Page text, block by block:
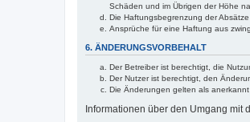
Schäden und im Übrigen der Höhe
Die Haftungsbegrenzung der
Ansprüche für eine Haftung aus
6. ÄNDERUNGSVORBEHALT
Der Betreiber ist berechtigt, die
Der Nutzer ist berechtigt, den
Die Änderungen gelten als
Informationen über den Umgang